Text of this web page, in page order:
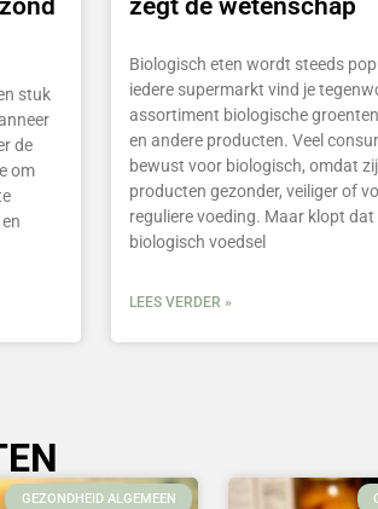
stuk
de
om
zegt de wetenschap
Biologisch eten wordt steeds
iedere supermarkt vind je
assortiment biologische
en andere producten. Veel
bewust voor biologisch, omdat
producten gezonder, veiliger of
reguliere voeding. Maar klopt dat
biologisch voedsel
LEES VERDER »
GEZONDHEID ALGEMEEN